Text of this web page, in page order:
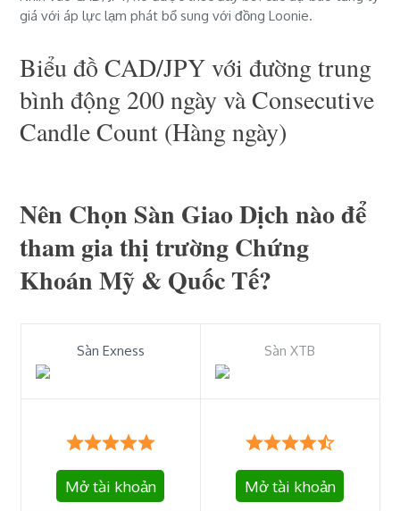
giá với áp lực lạm phát bổ sung với đồng Loonie.
Biểu đồ CAD/JPY với đường trung
bình động 200 ngày và Consecutive
Candle Count (Hàng ngày)
Nên Chọn Sàn Giao Dịch nào để
tham gia thị trường Chứng
Khoán Mỹ & Quốc Tế?
Sàn Exness Sàn XTB
Mở tài khoản Mở tài khoản